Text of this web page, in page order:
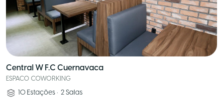
Central W F.C Cuernavaca
ESPACO COWORKING
10 Estações • 2 Salas